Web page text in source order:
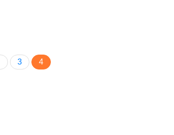
3 4